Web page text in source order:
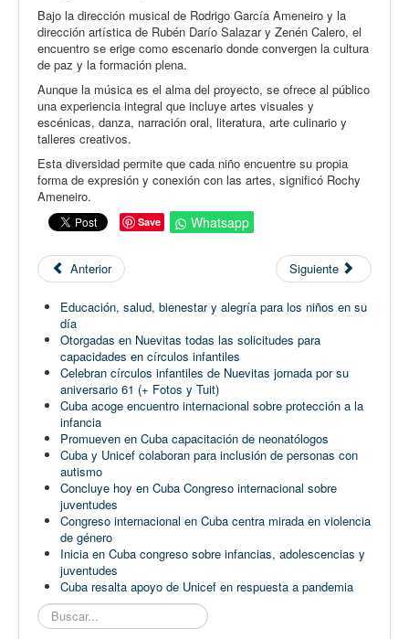
Bajo la dirección musical de Rodrigo García Ameneiro y la
dirección artística de Rubén Darío Salazar y Zenén Calero, el
encuentro se erige como escenario donde convergen la cultura
de paz y la formación plena.
Aunque la música es el alma del proyecto, se ofrece al público
una experiencia integral que incluye artes visuales y
escénicas, danza, narración oral, literatura, arte culinario y
talleres creativos.
Esta diversidad permite que cada niño encuentre su propia
forma de expresión y conexión con las artes, significó Rochy
Ameneiro.
Save Whatsapp
Anterior Siguiente
Educación, salud, bienestar y alegría para los niños en su
día
Otorgadas en Nuevitas todas las solicitudes para
capacidades en círculos infantiles
Celebran círculos infantiles de Nuevitas jornada por su
aniversario 61 (+ Fotos y Tuit)
Cuba acoge encuentro internacional sobre protección a la
infancia
Promueven en Cuba capacitación de neonatólogos
Cuba y Unicef colaboran para inclusión de personas con
autismo
Concluye hoy en Cuba Congreso internacional sobre
juventudes
Congreso internacional en Cuba centra mirada en violencia
de género
Inicia en Cuba congreso sobre infancias, adolescencias y
juventudes
Cuba resalta apoyo de Unicef en respuesta a pandemia
Buscar...